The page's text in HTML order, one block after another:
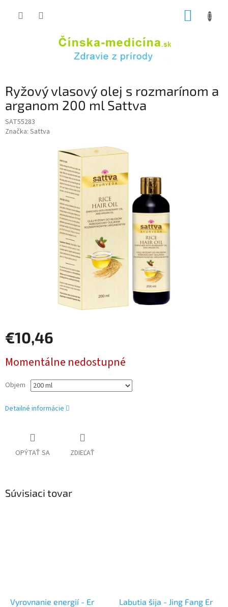
Ryžový vlasový olej s rozmarínom a
arganom 200 ml Sattva
SAT55283
Značka: Sattva
€10,46
cena:
Momentálne nedostupné
Objem
Detailné informácie
OPÝTAŤ SA ZDIEĽAŤ
Súvisiaci tovar
Vyrovnanie energií - Er
Labutia šija - Jing Fang Er